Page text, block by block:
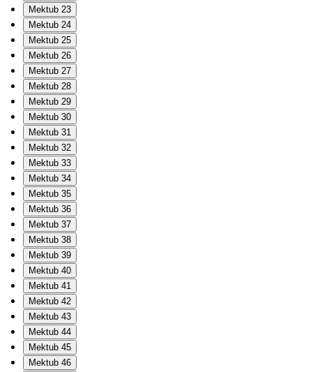
Mektub 23
Mektub 24
Mektub 25
Mektub 26
Mektub 27
Mektub 28
Mektub 29
Mektub 30
Mektub 31
Mektub 32
Mektub 33
Mektub 34
Mektub 35
Mektub 36
Mektub 37
Mektub 38
Mektub 39
Mektub 40
Mektub 41
Mektub 42
Mektub 43
Mektub 44
Mektub 45
Mektub 46